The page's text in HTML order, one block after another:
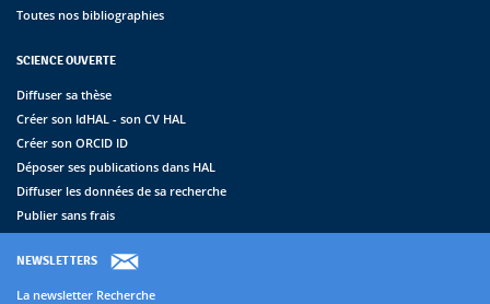
Toutes nos bibliographies
SCIENCE OUVERTE
Diffuser sa thèse
Créer son IdHAL - son CV HAL
Créer son ORCID ID
Déposer ses publications dans HAL
Diffuser les données de sa recherche
Publier sans frais
NEWSLETTERS
La newsletter Recherche